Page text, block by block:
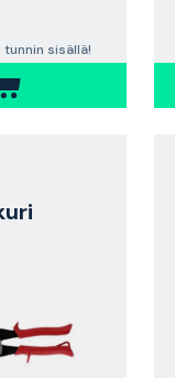
sisällä!